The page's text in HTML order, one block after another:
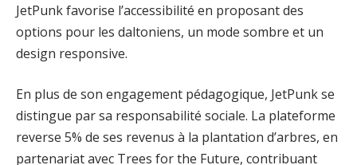
JetPunk favorise l’accessibilité en proposant des
options pour les daltoniens, un mode sombre et un
design responsive.
En plus de son engagement pédagogique, JetPunk se
distingue par sa responsabilité sociale. La plateforme
reverse 5% de ses revenus à la plantation d’arbres, en
partenariat avec Trees for the Future, contribuant